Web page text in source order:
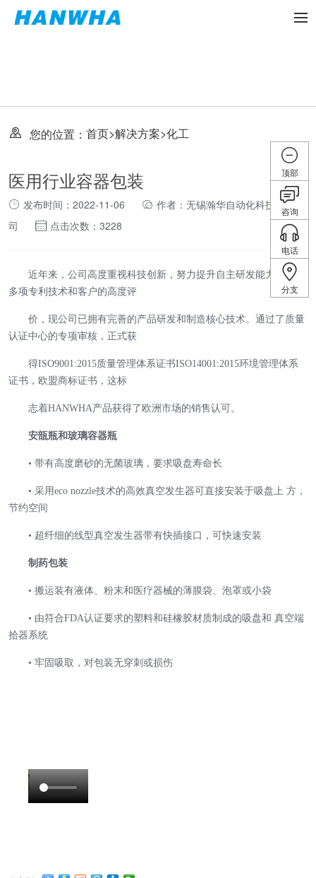
您的位置： 首页>解决方案>化工
医用行业容器包装
发布时间：2022-11-06
作者：无锡瀚华自动化科技有限公
司
点击次数：3228
近年来，公司高度重视科技创新，努力提升自主研发能力，取得
多项专利技术和客户的高度评
价， 现公司已拥有完善的产品研发和制造核心技术。通过了质量
认证中心的专项审核，正式获
得ISO9001:2015质量管理体系证书ISO14001:2015环境管理体系
证书，欧盟商标证书，这标
志着HANWHA产品获得了欧洲市场的销售认可。
安瓿瓶和玻璃容器瓶
• 带有高度磨砂的无菌玻璃，要求吸盘寿命长
• 采用eco nozzle技术的高效真空发生器可直接安装于吸盘上 方，
节约空间
• 超纤细的线型真空发生器带有快插接口，可快速安装
制药包装
• 搬运装有液体、粉末和医疗器械的薄膜袋、泡罩或小袋
• 由符合FDA认证要求的塑料和硅橡胶材质制成的吸盘和 真空端
拾器系统
• 牢固吸取，对包装无穿刺或损伤
顶部
咨询
电话
分支